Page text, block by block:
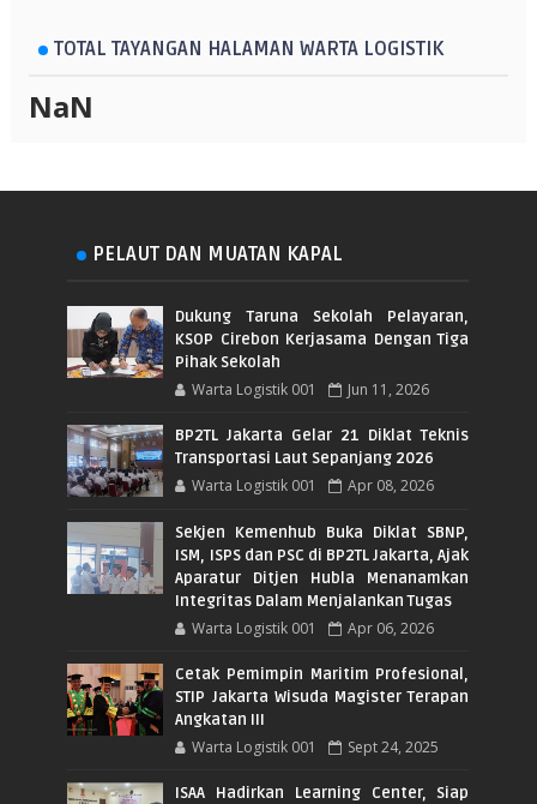
TOTAL TAYANGAN HALAMAN WARTA LOGISTIK
NaN
PELAUT DAN MUATAN KAPAL
Dukung Taruna Sekolah Pelayaran,
KSOP Cirebon Kerjasama Dengan Tiga
Pihak Sekolah
Warta Logistik 001 Jun 11, 2026
BP2TL Jakarta Gelar 21 Diklat Teknis
Transportasi Laut Sepanjang 2026
Warta Logistik 001 Apr 08, 2026
Sekjen Kemenhub Buka Diklat SBNP,
ISM, ISPS dan PSC di BP2TL Jakarta, Ajak
Aparatur Ditjen Hubla Menanamkan
Integritas Dalam Menjalankan Tugas
Warta Logistik 001 Apr 06, 2026
Cetak Pemimpin Maritim Profesional,
STIP Jakarta Wisuda Magister Terapan
Angkatan III
Warta Logistik 001 Sept 24, 2025
ISAA Hadirkan Learning Center, Siap